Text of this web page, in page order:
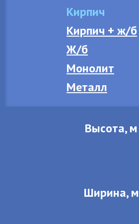
Кирпич
Кирпич + ж/б
Ж/б
Монолит
Металл
Высота, м
Ширина, м